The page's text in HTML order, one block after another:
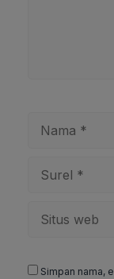
Simpan nama,